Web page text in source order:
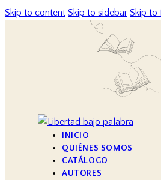
Skip to content Skip to sidebar Skip to
INICIO
QUIÉNES SOMOS
CATÁLOGO
AUTORES